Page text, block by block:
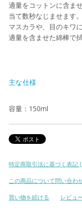
適量をコットンに含ま
当て数秒なじませます
マスカラや、目のキワ
適量を含ませた綿棒で
主な仕様
容量：150ml
特定商取引法に基づく表記
この商品について問い合わ
買い物を続ける
レビュ